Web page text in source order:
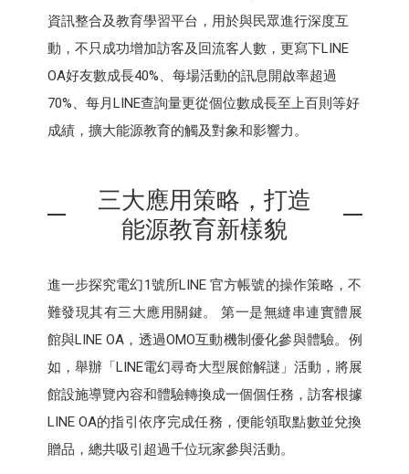
資訊整合及教育學習平台，用於與民眾進行深度互
動，不只成功增加訪客及回流客人數，更寫下LINE
OA好友數成長40%、每場活動的訊息開啟率超過
70%、每月LINE查詢量更從個位數成長至上百則等好
成績，擴大能源教育的觸及對象和影響力。
三大應用策略，打造
能源教育新樣貌
進一步探究電幻1號所LINE 官方帳號的操作策略，不
難發現其有三大應用關鍵。 第一是無縫串連實體展
館與LINE OA，透過OMO互動機制優化參與體驗。例
如，舉辦「LINE電幻尋奇大型展館解謎」活動，將展
館設施導覽內容和體驗轉換成一個個任務，訪客根據
LINE OA的指引依序完成任務，便能領取點數並兌換
贈品，總共吸引超過千位玩家參與活動。